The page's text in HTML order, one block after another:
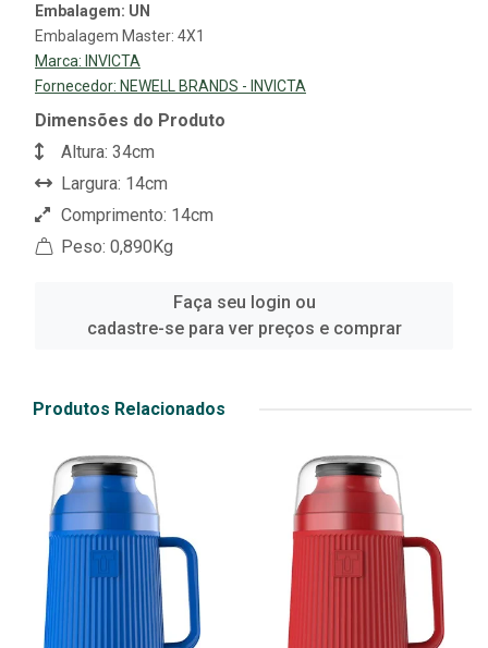
Embalagem: UN
Embalagem Master: 4X1
Marca: INVICTA
Fornecedor: NEWELL BRANDS - INVICTA
Dimensões do Produto
Altura: 34cm
Largura: 14cm
Comprimento: 14cm
Peso: 0,890Kg
Faça seu login ou
cadastre-se para ver preços e comprar
Produtos Relacionados